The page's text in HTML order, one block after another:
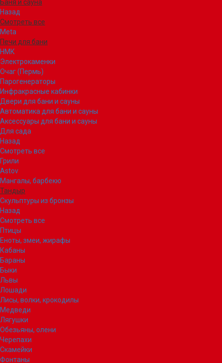
Баня и сауна
Назад
Смотреть все
Meta
Печи для бани
НМК
Электрокаменки
Очаг (Пермь)
Парогенераторы
Инфракрасные кабинки
Двери для бани и сауны
Автоматика для бани и сауны
Аксессуары для бани и сауны
Для сада
Назад
Смотреть все
Грили
Astov
Мангалы, барбекю
Тандыр
Скульптуры из бронзы
Назад
Смотреть все
Птицы
Еноты, змеи, жирафы
Кабаны
Бараны
Быки
Львы
Лошади
Лисы, волки, крокодилы
Медведи
Лягушки
Обезьяны, олени
Черепахи
Скамейки
Фонтаны